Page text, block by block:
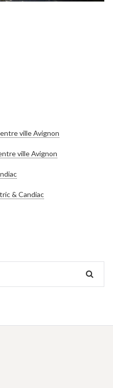
ville Avignon
ville Avignon
& Candiac